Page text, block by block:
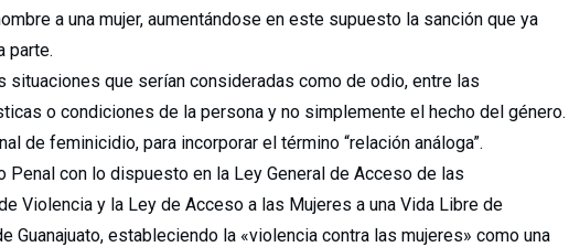
a una mujer, aumentándose en este supuesto la sanción que ya
parte.
situaciones que serían consideradas como de odio, entre las
o condiciones de la persona y no simplemente el hecho del género.
de feminicidio, para incorporar el término “relación análoga”.
Penal con lo dispuesto en la Ley General de Acceso de las
Violencia y la Ley de Acceso a las Mujeres a una Vida Libre de
Guanajuato, estableciendo la «violencia contra las mujeres» como una